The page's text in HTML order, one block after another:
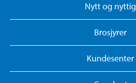
Nytt og nyttig
Brosjyrer
Kundesenter